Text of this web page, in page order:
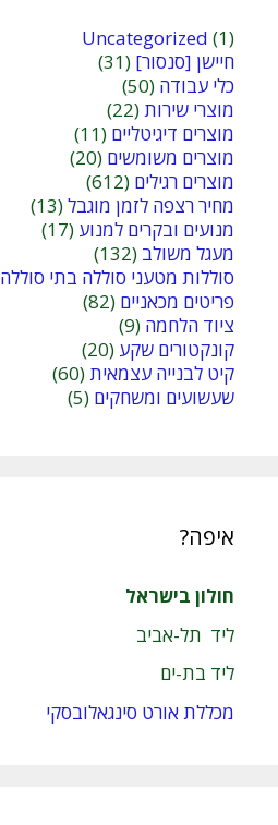
Uncategorized (1)
חיישן [סנסור] (31)
כלי עבודה (50)
מוצרי שירות(22)
מוצרים דיגיטליים (11)
מוצרים משומשים (20)
מוצרים רגילים (612)
מחיר רצפה לזמן מוגבל(13)
מנועים ובקרים למנוע (17)
מעגל משולב (132)
סוללות מטעני סוללה בתי סוללה
פריטים מכאניים (82)
ציוד הלחמה (9)
קונקטורים שקע (20)
קיט לבנייה עצמאית(60)
שעשועים ומשחקים (5)
איפה?
חולון בישראל
ליד תל-אביב
ליד בת-ים
מכללת אורט סינגאלובסקי